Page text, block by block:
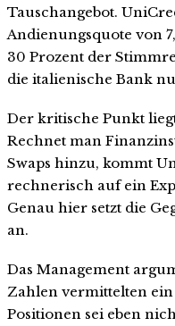
Tauschangebot.
Andienungsquote von
30 Prozent der
die italienische Bank
Der kritische Punkt
Rechnet man
Swaps hinzu, kommt
rechnerisch auf ein
Genau hier setzt die
an.
Das Management
Zahlen vermittelten
Positionen sei eben